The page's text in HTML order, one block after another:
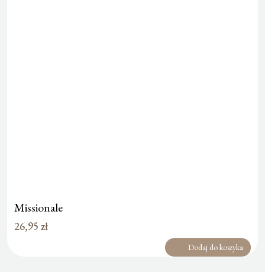
Missionale
26,95 zł
Dodaj do koszyka